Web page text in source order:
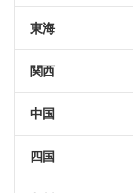
東海
関西
中国
四国